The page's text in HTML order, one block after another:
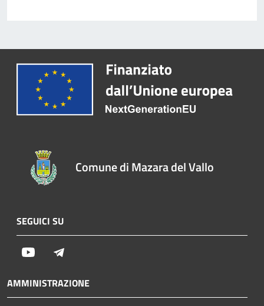
Comune di Mazara del Vallo
SEGUICI SU
Youtube
AMMINISTRAZIONE